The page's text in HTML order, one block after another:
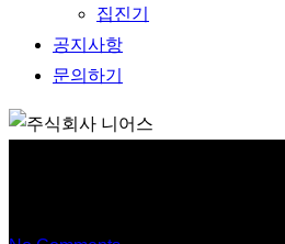
집진기
공지사항
문의하기